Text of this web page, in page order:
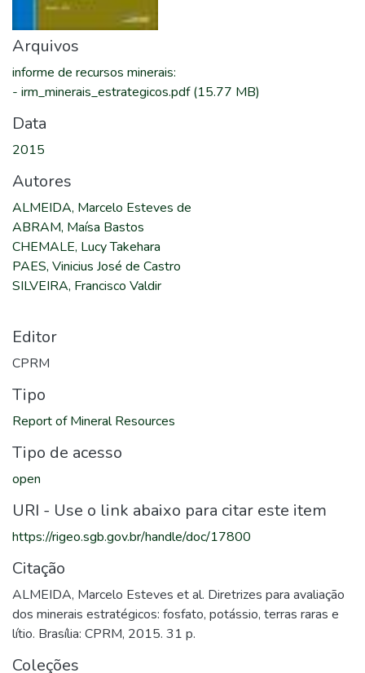
Arquivos
informe de recursos minerais:
- irm_minerais_estrategicos.pdf(15.77 MB)
Data
2015
Autores
ALMEIDA, Marcelo Esteves de
ABRAM, Maísa Bastos
CHEMALE, Lucy Takehara
PAES, Vinicius José de Castro
SILVEIRA, Francisco Valdir
Editor
CPRM
Tipo
Report of Mineral Resources
Tipo de acesso
open
URI - Use o link abaixo para citar este item
https://rigeo.sgb.gov.br/handle/doc/17800
Citação
ALMEIDA, Marcelo Esteves et al. Diretrizes para avaliação
dos minerais estratégicos: fosfato, potássio, terras raras e
lítio. Brasília: CPRM, 2015. 31 p.
Coleções